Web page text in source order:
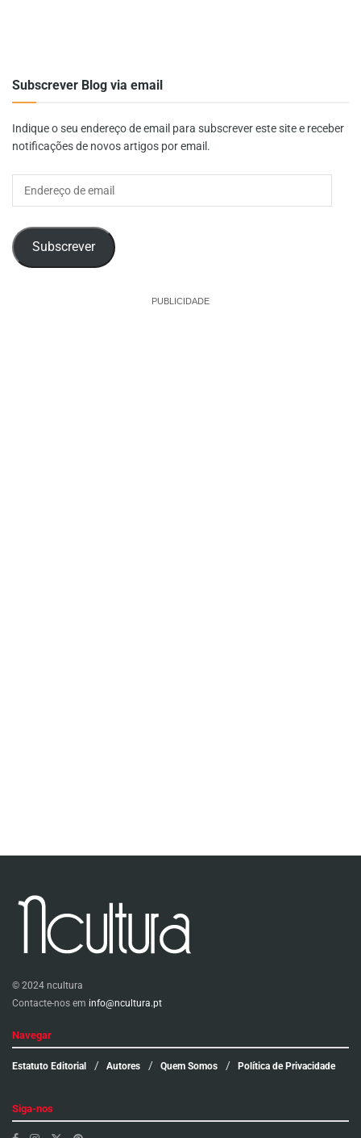
Subscrever Blog via email
Indique o seu endereço de email para subscrever este site e receber
notificações de novos artigos por email.
Subscrever
PUBLICIDADE
© 2024 ncultura
Contacte-nos em info@ncultura.pt
Navegar
Estatuto Editorial Autores Quem Somos Política de Privacidade
Siga-nos